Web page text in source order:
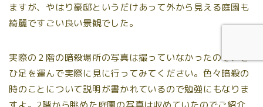
ますが、やはり豪邸というだけあって外から見える庭園も
綺麗ですごい良い景観でした。
実際の２階の暗殺場所の写真は撮っていなかったので、ぜ
ひ足を運んで実際に見に行ってみてください。色々暗殺の
時のことについて説明が書かれているので勉強にもなりま